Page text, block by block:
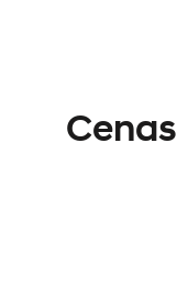
Cenas